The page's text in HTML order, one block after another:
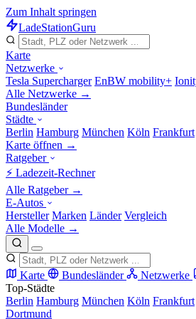
Zum Inhalt springen
LadeStationGuru
Karte
Netzwerke
Tesla Supercharger EnBW mobility+
Alle Netzwerke →
Bundesländer
Städte
Berlin Hamburg München Köln Frankfurt
Karte öffnen →
Ratgeber
⚡ Ladezeit-Rechner
Alle Ratgeber →
E-Autos
Hersteller Marken Länder Vergleich
Alle Modelle →
Karte Bundesländer Netzwerke
Top-Städte
Berlin Hamburg München Köln Frankfurt
Dortmund